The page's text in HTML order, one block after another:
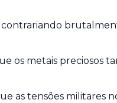
contrariando
os metais preciosos
as tensões militares